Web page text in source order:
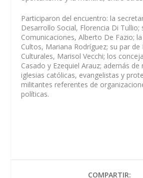
Participaron del encuentro: la
Desarrollo Social, Florencia Di Tullio;
Comunicaciones, Alberto De Fazio;
Cultos, Mariana Rodríguez; su par de
Culturales, Marisol Vecchi; los
Casado y Ezequiel Arauz; además
iglesias católicas, evangelistas y
militantes referentes de
políticas.
COMPARTIR: